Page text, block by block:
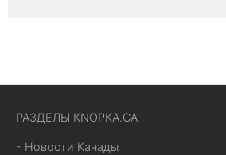
РАЗДЕЛЫ KNOPKA.CA
- Новости Канады